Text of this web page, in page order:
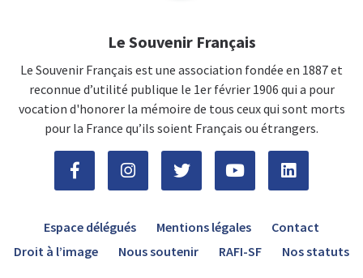
Le Souvenir Français
Le Souvenir Français est une association fondée en 1887 et
reconnue d’utilité publique le 1er février 1906 qui a pour
vocation d'honorer la mémoire de tous ceux qui sont morts
pour la France qu’ils soient Français ou étrangers.
Espace délégués Mentions légales
Contact
Droit à l’image
Nous soutenir RAFI-SF Nos statuts